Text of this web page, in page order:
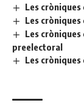
Les cròniques
Les cròniques
Les
preelectoral
Les cròniques